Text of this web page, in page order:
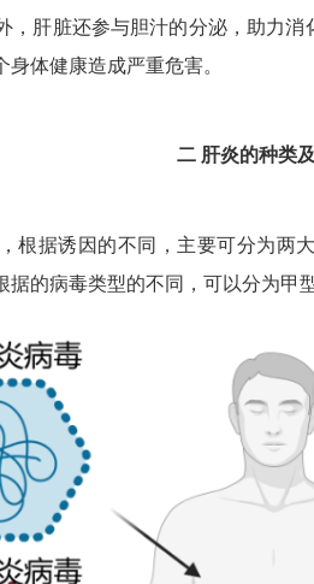
，肝脏还参与胆汁的分泌，助力
体健康造成严重危害。
二 肝炎的种类
根据诱因的不同，主要可分为两
的病毒类型的不同，可以分为甲